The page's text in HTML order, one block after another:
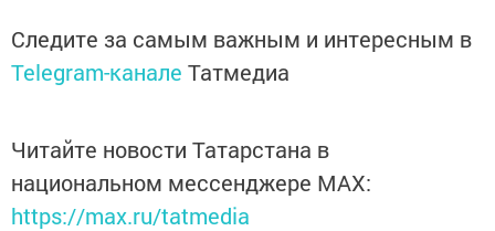
Следите за самым важным и интересным в
Telegram-канале Татмедиа
Читайте новости Татарстана в
национальном мессенджере MАХ:
https://max.ru/tatmedia